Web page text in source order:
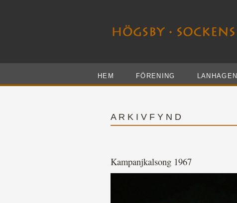
HEM FÖRENING LANHAGEN
A R K I V F Y N D
Kampanjkalsong 1967